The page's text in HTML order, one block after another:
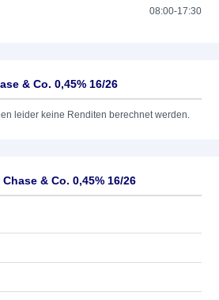
08:00-17:30
& Co. 0,45% 16/26
leider keine Renditen berechnet werden.
& Co. 0,45% 16/26